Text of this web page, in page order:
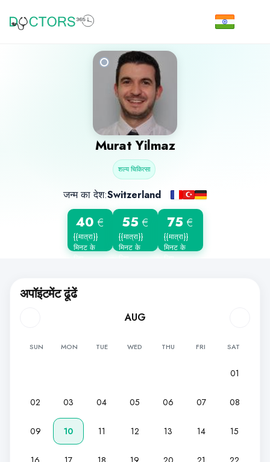
Murat Yilmaz
शल्य चिकित्सा
जन्म का देश:Switzerland
40 €
{{मात्रा}}
मिनट के
लिए
55 €
{{मात्रा}}
मिनट के
लिए
75 €
{{मात्रा}}
मिनट के
लिए
अपॉइंटमेंट ढूंढें
AUG
SUN MON TUE WED THU FRI SAT
01
02 03 04 05 06 07 08
09 10 11 12 13 14 15